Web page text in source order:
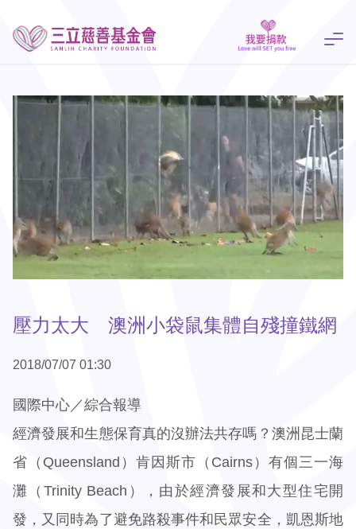
壓力太大 澳洲小袋鼠集體自殘撞鐵網
2018/07/07 01:30
國際中心／綜合報導
經濟發展和生態保育真的沒辦法共存嗎？澳洲昆士蘭
省（Queensland）肯因斯市（Cairns）有個三一海
灘（Trinity Beach），由於經濟發展和大型住宅開
發，又同時為了避免路殺事件和民眾安全，凱恩斯地